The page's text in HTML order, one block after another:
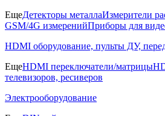
ЕщеДетекторы металлаИзмерители
GSM/4G измеренийПриборы для
HDMI оборудование, пульты ДУ,
ЕщеHDMI переключатели/матрицы
телевизоров, ресиверов
Электрооборудование